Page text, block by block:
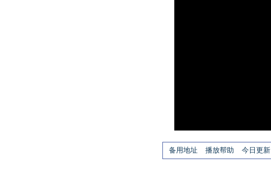
备用地址 播放帮助 今日更新